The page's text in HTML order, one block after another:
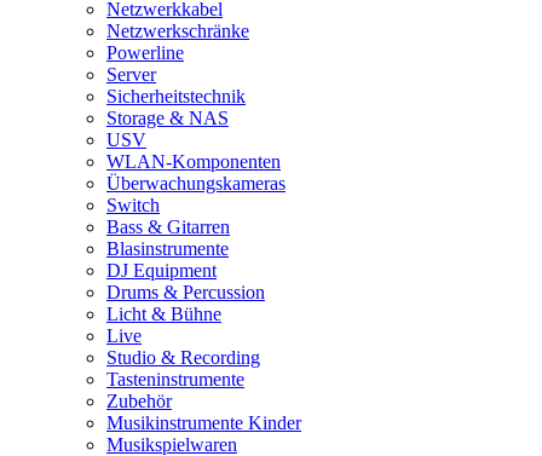
Netzwerkkabel
Netzwerkschränke
Powerline
Server
Sicherheitstechnik
Storage & NAS
USV
WLAN-Komponenten
Überwachungskameras
Switch
Bass & Gitarren
Blasinstrumente
DJ Equipment
Drums & Percussion
Licht & Bühne
Live
Studio & Recording
Tasteninstrumente
Zubehör
Musikinstrumente Kinder
Musikspielwaren